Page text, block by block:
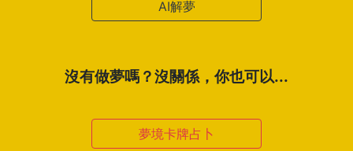
AI解夢
沒有做夢嗎？沒關係，你也可以...
夢境卡牌占卜